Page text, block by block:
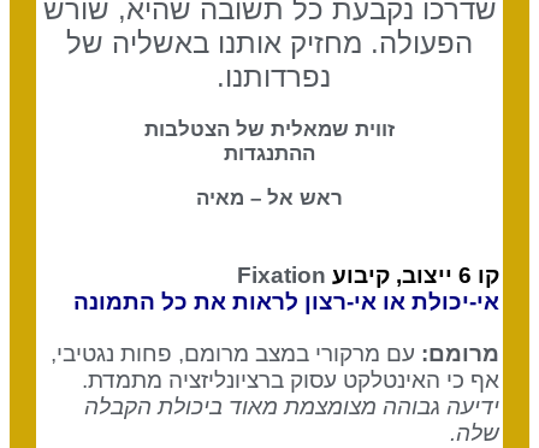
שדרכו נקבעת כל תשובה שהיא, שורש
הפעולה. מחזיק אותנו באשליה של
נפרדותנו.
זווית שמאלית של הצטלבות
ההתנגדות
ראש אל – מאיה
קו 6 ייצוב, קיבוע
Fixation
אי-יכולת או אי-רצון לראות את כל התמונה
מרומם:עם מרקורי במצב מרומם, פחות נגטיבי,
אף כי האינטלקט עסוק ברציונליזציה מתמדת.
ידיעה גבוהה מצומצמת מאוד ביכולת הקבלה
שלה.